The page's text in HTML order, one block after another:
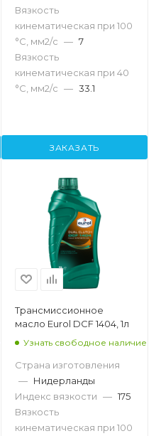
Вязкость
кинематическая при 100
°С, мм2/с — 7
Вязкость
кинематическая при 40
°С, мм2/с — 33.1
ЗАКАЗАТЬ
Трансмиссионное
масло Eurol DCF 1404, 1л
Узнать свободное наличие
Страна изготовления
— Нидерланды
Индекс вязкости — 175
Вязкость
кинематическая при 100